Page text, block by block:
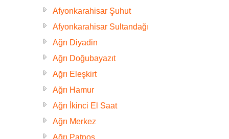
Afyonkarahisar Şuhut
Afyonkarahisar Sultandağı
Ağrı Diyadin
Ağrı Doğubayazıt
Ağrı Eleşkirt
Ağrı Hamur
Ağrı İkinci El Saat
Ağrı Merkez
Ağrı Patnos